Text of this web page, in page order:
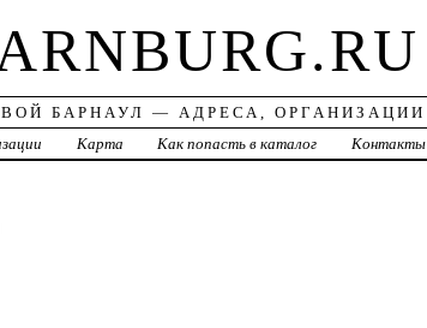
БАРНАУЛ — АДРЕСА, ОРГАНИЗАЦИИ
Карта Как попасть в каталог Контакты